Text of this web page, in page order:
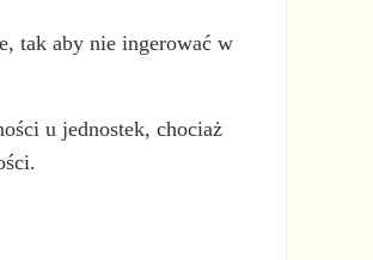
tak aby nie ingerować w
u jednostek, chociaż